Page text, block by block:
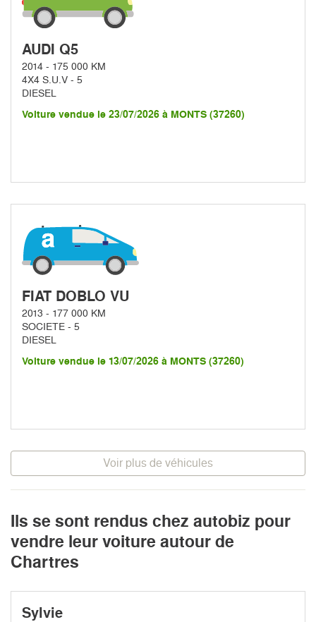
AUDI Q5
2014 - 175 000 KM
4X4 S.U.V - 5
DIESEL
Voiture vendue le 23/07/2026 à MONTS (37260)
FIAT DOBLO VU
2013 - 177 000 KM
SOCIETE - 5
DIESEL
Voiture vendue le 13/07/2026 à MONTS (37260)
Voir plus de véhicules
Ils se sont rendus chez autobiz pour
vendre leur voiture autour de
Chartres
Sylvie